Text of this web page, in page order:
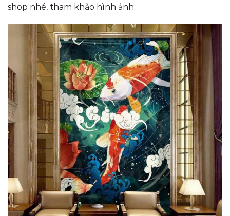
shop nhé, tham khảo hình ảnh